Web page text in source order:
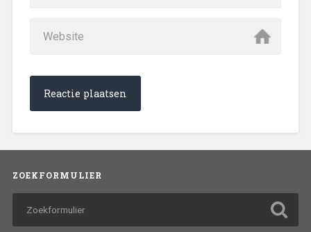
ZOEKFORMULIER